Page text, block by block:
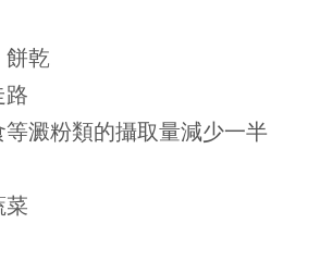
乾
澱粉類的攝取量減少一半